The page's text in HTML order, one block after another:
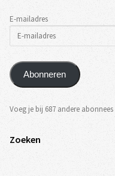
E-mailadres
Abonneren
Voeg je bij 687 andere abonnees
Zoeken